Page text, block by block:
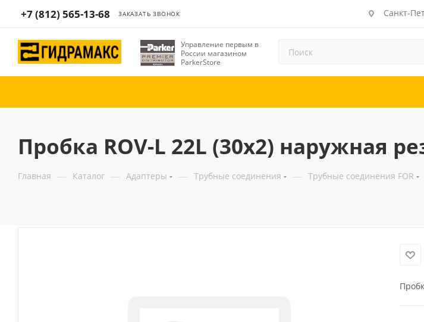
+7 (812) 565-13-68 ЗАКАЗАТЬ ЗВОНОК Санкт-
Управление первым в
России магазином
ParkerStore
Пробка ROV-L 22L (30x2) наружная
Главная — Каталог — Адаптеры — Трубные соединения — Трубные соединения FOR